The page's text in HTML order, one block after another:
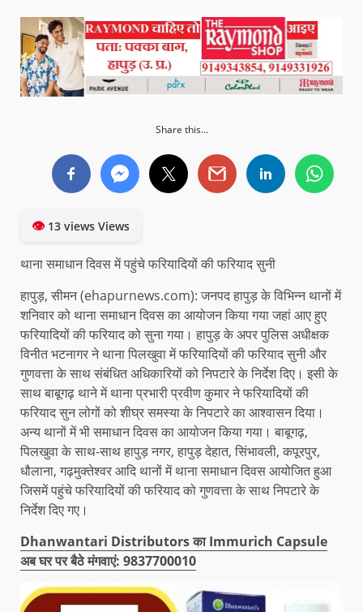
Share this...
👁13 views Views
थाना समाधान दिवस में पहुंचे फरियादियों की फरियाद सुनी
हापुड़, सीमन (ehapurnews.com): जनपद हापुड़ के विभिन्न थानों में
शनिवार को थाना समाधान दिवस का आयोजन किया गया जहां आए हुए
फरियादियों की फरियाद को सुना गया। हापुड़ के अपर पुलिस अधीक्षक
विनीत भटनागर ने थाना पिलखुवा में फरियादियों की फरियाद सुनी और
गुणवत्ता के साथ संबंधित अधिकारियों को निपटारे के निर्देश दिए। इसी के
साथ बाबूगढ़ थाने में थाना प्रभारी प्रवीण कुमार ने फरियादियों की
फरियाद सुन लोगों को शीघ्र समस्या के निपटारे का आश्वासन दिया।
अन्य थानों में भी समाधान दिवस का आयोजन किया गया। बाबूगढ़,
पिलखुवा के साथ-साथ हापुड़ नगर, हापुड़ देहात, सिंभावली, कपूरपुर,
धौलाना, गढ़मुक्तेश्वर आदि थानों में थाना समाधान दिवस आयोजित हुआ
जिसमें पहुंचे फरियादियों की फरियाद को गुणवत्ता के साथ निपटारे के
निर्देश दिए गए।
Dhanwantari Distributors का Immurich Capsule
अब घर पर बैठे मंगवाएं: 9837700010